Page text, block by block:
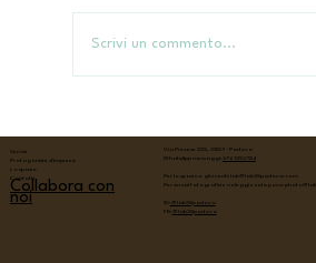
Scrivi un commento...
Servizi
Protagoniste d'impresa
Lo spazio
Contatti
Collabora con
noi
Via Piovese 225, 35127 - Padova
WhatsApp messaggi:
376 1253784
Per lo spazio e gli eventi: lab@lab38padova.com
Per servizi fotografici e noleggio sala posa:
IG:
@lab38padova
FB:
@lab38padova